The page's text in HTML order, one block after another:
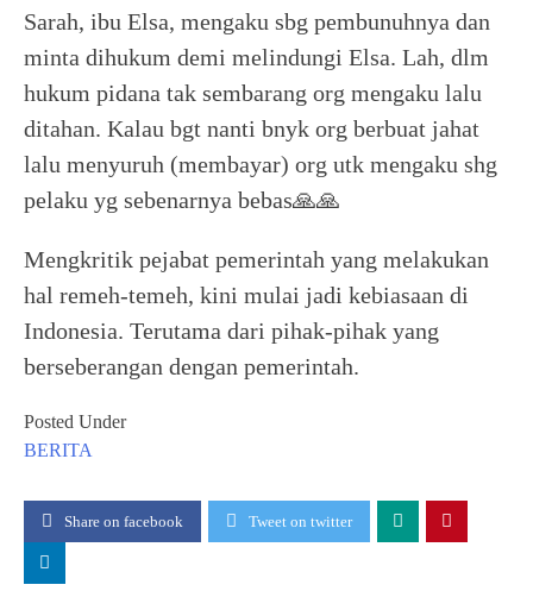
Sarah, ibu Elsa, mengaku sbg pembunuhnya dan
minta dihukum demi melindungi Elsa. Lah, dlm
hukum pidana tak sembarang org mengaku lalu
ditahan. Kalau bgt nanti bnyk org berbuat jahat
lalu menyuruh (membayar) org utk mengaku shg
pelaku yg sebenarnya bebas🙏🙏
Mengkritik pejabat pemerintah yang melakukan
hal remeh-temeh, kini mulai jadi kebiasaan di
Indonesia. Terutama dari pihak-pihak yang
berseberangan dengan pemerintah.
Posted Under
BERITA
Share on facebook Tweet on twitter